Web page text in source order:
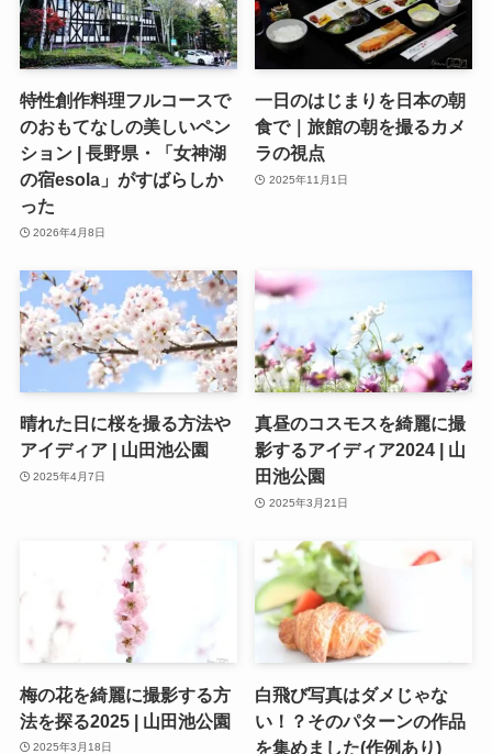
特性創作料理フルコースで
のおもてなしの美しいペン
ション | 長野県・「女神湖
の宿esola」がすばらしか
った
2026年4月8日
一日のはじまりを日本の朝
食で｜旅館の朝を撮るカメ
ラの視点
2025年11月1日
晴れた日に桜を撮る方法や
アイディア | 山田池公園
2025年4月7日
真昼のコスモスを綺麗に撮
影するアイディア2024 | 山
田池公園
2025年3月21日
梅の花を綺麗に撮影する方
法を探る2025 | 山田池公園
2025年3月18日
白飛び写真はダメじゃな
い！？そのパターンの作品
を集めました(作例あり)